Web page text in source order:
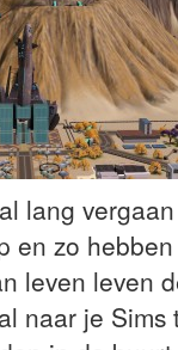
lang
en zo
leven leven
naar je Sims